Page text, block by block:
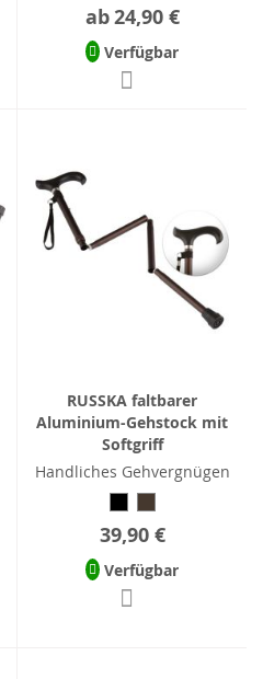
ab24,90 €
Verfügbar
RUSSKA faltbarer
Aluminium-Gehstock mit
Softgriff
Handliches Gehvergnügen
39,90 €
Verfügbar